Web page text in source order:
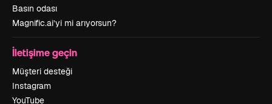
Basın odası
Magnific.ai’yi mi arıyorsun?
İletişime geçin
Müşteri desteği
Instagram
YouTube